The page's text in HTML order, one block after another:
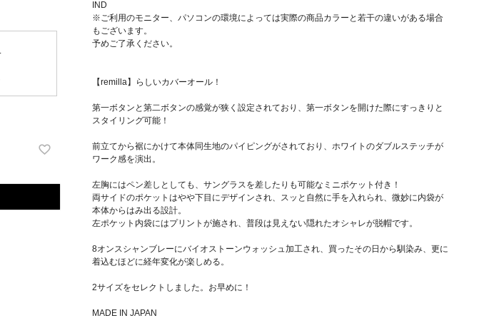
IND
※ご利用のモニター、パソコンの環境によっては実際の商品カラーと若干の違いがある場合
もございます。
予めご了承ください。
【remilla】らしいカバーオール！
第一ボタンと第二ボタンの感覚が狭く設定されており、第一ボタンを開けた際にすっきりと
スタイリング可能！
前立てから裾にかけて本体同生地のパイピングがされており、ホワイトのダブルステッチが
ワーク感を演出。
左胸にはペン差しとしても、サングラスを差したりも可能なミニポケット付き！
両サイドのポケットはやや下目にデザインされ、スッと自然に手を入れられ、微妙に内袋が
本体からはみ出る設計。
左ポケット内袋にはプリントが施され、普段は見えない隠れたオシャレが脱帽です。
8オンスシャンブレーにバイオストーンウォッシュ加工され、買ったその日から馴染み、更に
着込むほどに経年変化が楽しめる。
2サイズをセレクトしました。お早めに！
MADE IN JAPAN